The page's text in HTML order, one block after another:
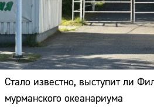
Стало известно, выступит ли
мурманского океанариума